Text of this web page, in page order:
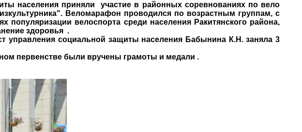
населения приняли участие в районных соревнованиях по вело
Веломарафон проводился по возрастным группам, с
популяризации велоспорта среди населения Ракитянского района,
здоровья .
управления социальной защиты населения Бабынина К.Н. заняла 3
первенстве были вручены грамоты и медали .